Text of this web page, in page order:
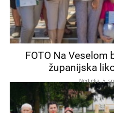
FOTO Na Veselom
županijska
Nedjelja, 5.